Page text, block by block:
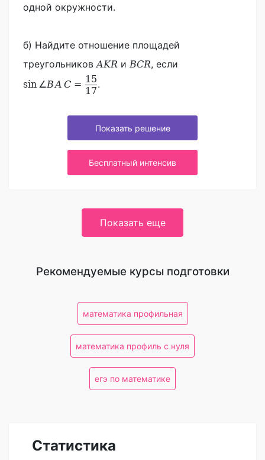
одной окружности.
б) Найдите отношение площадей
треугольников AKR и BCR, если
sin ∠BA C = 15
17
.
Показать решение
Бесплатный интенсив
Показать еще
Рекомендуемые курсы подготовки
математика профильная
математика профиль с нуля
егэ по математике
Статистика